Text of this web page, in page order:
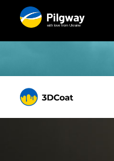
with love from Ukraine